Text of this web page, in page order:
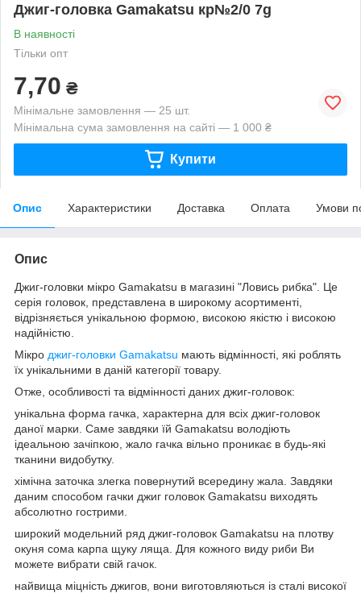
Джиг-головка Gamakatsu кр№2/0 7g
В наявності
Тільки опт
7,70 ₴
Мінімальне замовлення — 25 шт.
Мінімальна сума замовлення на сайті — 1 000 ₴
Купити
Опис Характеристики Доставка Оплата Умови
Опис
Джиг-головки мікро Gamakatsu в магазині "Ловись рибка". Це
серія головок, представлена в широкому асортименті,
відрізняється унікальною формою, високою якістю і високою
надійністю.
Мікро джиг-головки Gamakatsu мають відмінності, які роблять
їх унікальними в даній категорії товару.
Отже, особливості та відмінності даних джиг-головок:
унікальна форма гачка, характерна для всіх джиг-головок
даної марки. Саме завдяки їй Gamakatsu володіють
ідеальною зачіпкою, жало гачка вільно проникає в будь-які
тканини видобутку.
хімічна заточка злегка повернутий всередину жала. Завдяки
даним способом гачки джиг головок Gamakatsu виходять
абсолютно гострими.
широкий модельний ряд джиг-головок Gamakatsu на плотву
окуня сома карпа щуку ляща. Для кожного виду риби Ви
можете вибрати свій гачок.
найвища міцність джигов, вони виготовляються із сталі високої